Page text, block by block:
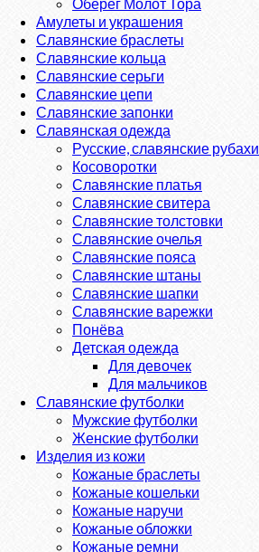
Амулеты и украшения
Славянские браслеты
Славянские кольца
Славянские серьги
Славянские цепи
Славянские запонки
Славянская одежда
Русские, славянские рубахи
Косоворотки
Славянские платья
Славянские свитера
Славянские толстовки
Славянские очелья
Славянские пояса
Славянские штаны
Славянские шапки
Славянские варежки
Понёва
Детская одежда
Для девочек
Для мальчиков
Славянские футболки
Мужские футболки
Женские футболки
Изделия из кожи
Кожаные браслеты
Кожаные кошельки
Кожаные наручи
Кожаные обложки
Кожаные ремни